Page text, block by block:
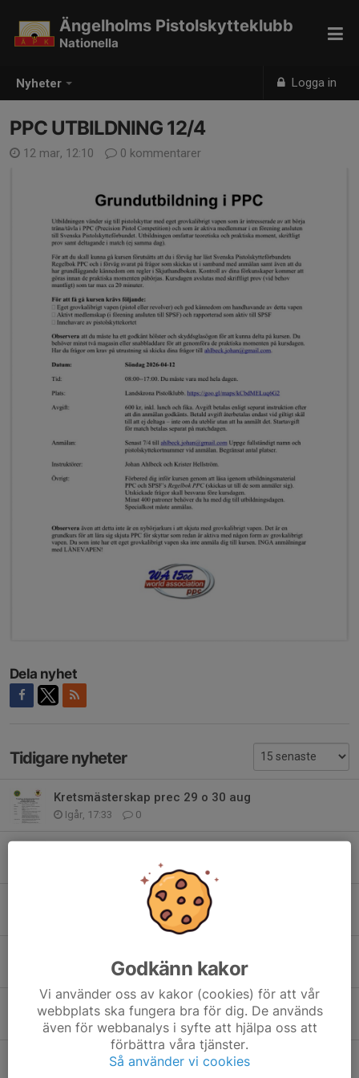
Nyheter Logga in
Ängelholms Pistolskytteklubb
Nationella
PPC UTBILDNING 12/4
12 mar, 12:10 0 kommentarer
Dela nyhet
Tidigare nyheter
Kretsmästerskap prec 29 o 30 aug
Igår, 17:33 0
Kretsens hemmabanetävling mil. Snabb
14 jul, 11:03 0
HEMORTEN! Rikstävlingen militär snabbmatch 2026
4 jul, 12:59 0
Prec lörd 25/7. Mil.snabb sönd.26/7.
Godkänn kakor
Vi använder oss av kakor (cookies) för att vår
webbplats ska fungera bra för dig. De används
även för webbanalys i syfte att hjälpa oss att
förbättra våra tjänster.
Så använder vi cookies